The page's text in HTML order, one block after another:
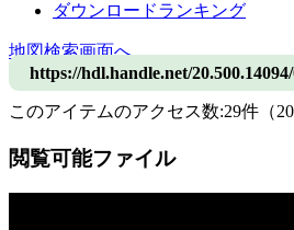
ダウンロードランキング
地図検索画面へ
https://hdl.handle.net/
このアイテムのアクセス数:29件 （
閲覧可能ファイル